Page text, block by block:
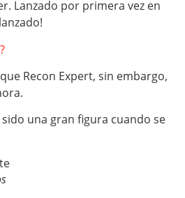
Lanzado por primera vez en
Recon Expert, sin embargo,
una gran figura cuando se